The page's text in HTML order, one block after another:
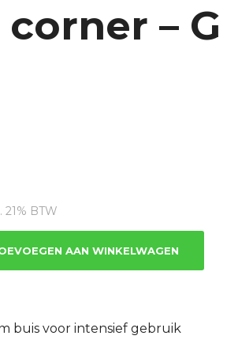
– G
21% BTW
AAN WINKELWAGEN
buis voor intensief gebruik